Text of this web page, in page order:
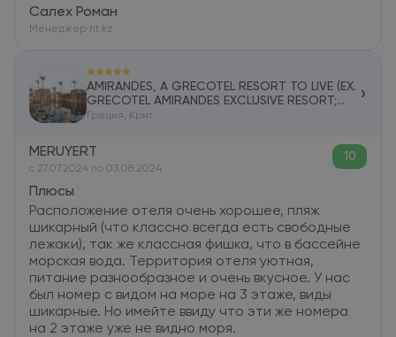
Салех Роман
Менеджер ht.kz
AMIRANDES, A GRECOTEL RESORT TO LIVE (EX.
GRECOTEL AMIRANDES EXCLUSIVE RESORT;
AMIRANDES GRECOTEL BOUTIQUE RESORT) 5*
Греция, Крит
›
MERUYERT
c 27.07.2024 по 03.08.2024
10
Плюсы
Расположение отеля очень хорошее, пляж
шикарный (что классно всегда есть свободные
лежаки), так же классная фишка, что в бассейне
морская вода. Территория отеля уютная,
питание разнообразное и очень вкусное. У нас
был номер с видом на море на 3 этаже, виды
шикарные. Но имейте ввиду что эти же номера
на 2 этаже уже не видно моря.